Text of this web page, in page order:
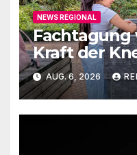
NEWS REGIONAL
Fachtagung
Kraft der
Elemente
AUG. 6, 2026